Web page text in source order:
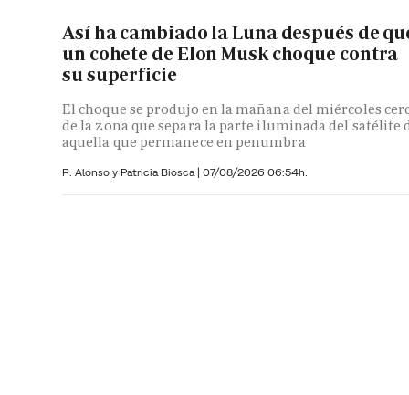
Así ha cambiado la Luna después de
un cohete de Elon Musk choque contra
su superficie
El choque se produjo en la mañana del miércoles
de la zona que separa la parte iluminada del satélite
aquella que permanece en penumbra
R. Alonso y Patricia Biosca | 07/08/2026 06:54h.